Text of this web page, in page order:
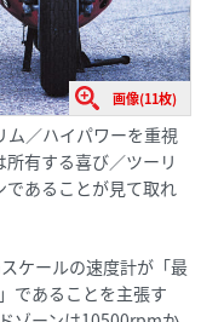
画像(11枚)
ム／ハイパワーを重視
所有する喜び／ツーリ
であることが見て取れ
ケールの速度計が「最
であることを主張す